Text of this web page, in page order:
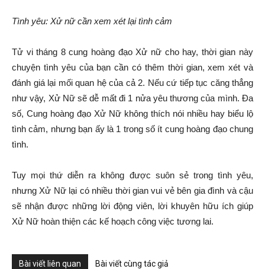
Tình yêu: Xử nữ cần xem xét lại tình cảm
Tử vi tháng 8 cung hoàng đạo Xử nữ cho hay, thời gian này
chuyện tình yêu của bạn cần có thêm thời gian, xem xét và
đánh giá lại mối quan hệ của cả 2. Nếu cứ tiếp tục căng thẳng
như vậy, Xử Nữ sẽ dễ mất đi 1 nửa yêu thương của mình. Đa
số, Cung hoàng đạo Xử Nữ không thích nói nhiều hay biểu lộ
tình cảm, nhưng bạn ấy là 1 trong số ít cung hoàng đạo chung
tình.
Tuy mọi thứ diễn ra không được suôn sẻ trong tình yêu,
nhưng Xử Nữ lại có nhiều thời gian vui vẻ bên gia đình và cậu
sẽ nhận được những lời động viên, lời khuyên hữu ích giúp
Xử Nữ hoàn thiện các kế hoạch công việc tương lai.
Bài viết liên quan Bài viết cùng tác giả